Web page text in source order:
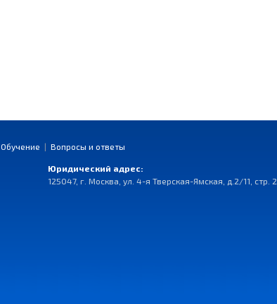
Обучение | Вопросы и ответы
Юридический адрес:
125047, г. Москва, ул. 4-я Тверская-Ямская, д.2/11, стр. 2